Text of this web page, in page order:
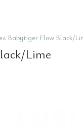
Babytiger Flow Black/
Lime